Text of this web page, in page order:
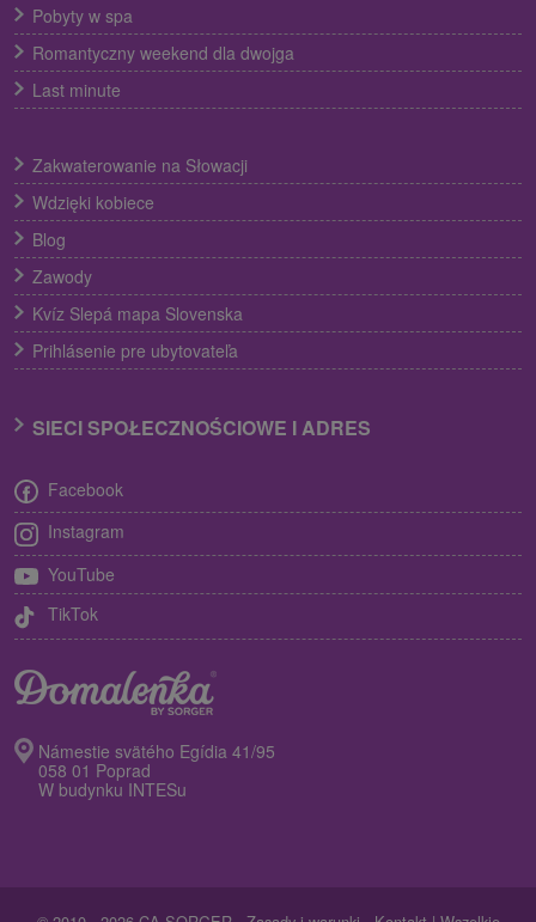
Pobyty w spa
Romantyczny weekend dla dwojga
Last minute
Zakwaterowanie na Słowacji
Wdzięki kobiece
Blog
Zawody
Kvíz Slepá mapa Slovenska
Prihlásenie pre ubytovateľa
SIECI SPOŁECZNOŚCIOWE I ADRES
Facebook
Instagram
YouTube
TikTok
Námestie svätého Egídia 41/95
058 01 Poprad
W budynku INTESu